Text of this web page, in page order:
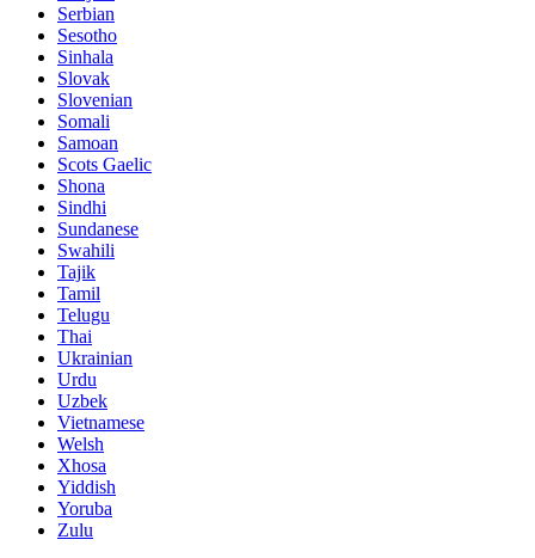
Serbian
Sesotho
Sinhala
Slovak
Slovenian
Somali
Samoan
Scots Gaelic
Shona
Sindhi
Sundanese
Swahili
Tajik
Tamil
Telugu
Thai
Ukrainian
Urdu
Uzbek
Vietnamese
Welsh
Xhosa
Yiddish
Yoruba
Zulu